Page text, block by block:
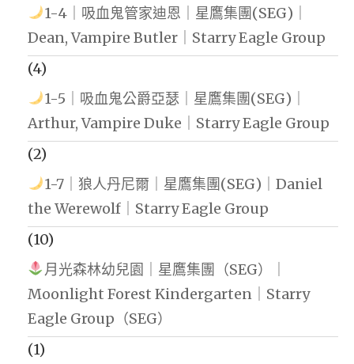
1-4｜吸血鬼管家迪恩｜星鷹集團(SEG)｜
Dean, Vampire Butler｜Starry Eagle Group
(4)
1-5｜吸血鬼公爵亞瑟｜星鷹集團(SEG)｜
Arthur, Vampire Duke｜Starry Eagle Group
(2)
1-7｜狼人丹尼爾｜星鷹集團(SEG)｜Daniel
the Werewolf｜Starry Eagle Group
(10)
月光森林幼兒園｜星鷹集團（SEG）｜
Moonlight Forest Kindergarten｜Starry
Eagle Group（SEG）
(1)